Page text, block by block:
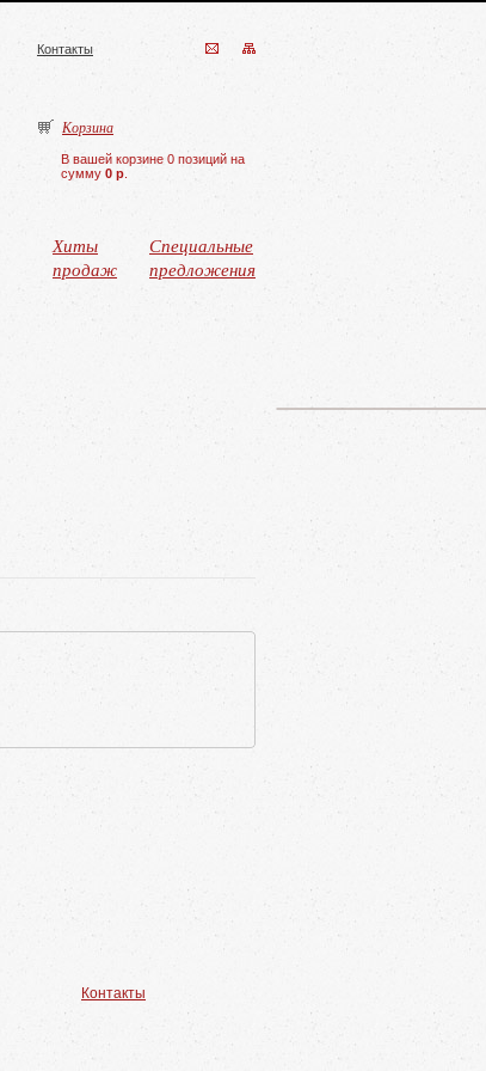
Контакты
Корзина
В вашей корзине 0 позиций на
сумму 0 р
Хиты
продаж
Специальные
предложения
Контакты